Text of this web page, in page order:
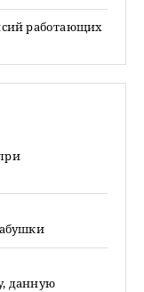
работающих
данную